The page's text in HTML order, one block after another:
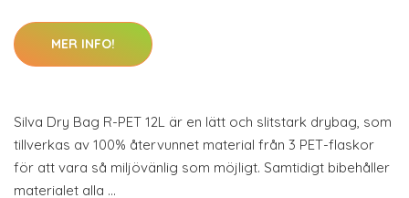
MER INFO!
Silva Dry Bag R-PET 12L är en lätt och slitstark drybag, som
tillverkas av 100% återvunnet material från 3 PET-flaskor
för att vara så miljövänlig som möjligt. Samtidigt bibehåller
materialet alla …